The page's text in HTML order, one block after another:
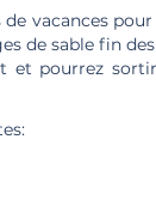
vacances
de sable fin
et pourrez